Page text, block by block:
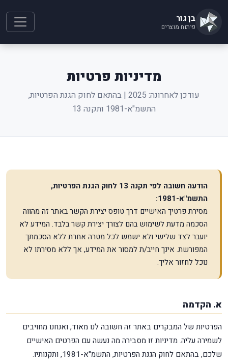
בן גור
פיתוח מוצרים
מדיניות פרטיות
עודכן לאחרונה: 2025 | בהתאם לחוק הגנת הפרטיות,
התשמ"א-1981 ותקנה 13
הודעה חשובה לפי תקנה 13 לחוק הגנת הפרטיות,
התשמ"א-1981:
מסירת פרטיך האישיים דרך טופס יצירת הקשר באתר זה מהווה
הסכמה מדעת לשימוש בהם לצורך יצירת קשר בלבד. המידע לא
יועבר לצד שלישי ולא ישמש לכל מטרה אחרת ללא הסכמתך
המפורשת. אינך חייב/ת למסור את המידע, אך ללא מסירתו לא
נוכל לחזור אליך.
א. הקדמה
הפרטיות של המבקרים באתר זה חשובה לנו מאוד, ואנחנו מחויבים
לשמירה עליה. מדיניות זו מסבירה מה נעשה עם הפרטים האישיים
שלכם, בהתאם לחוק הגנת הפרטיות, התשמ"א-1981, ותקנותיו.